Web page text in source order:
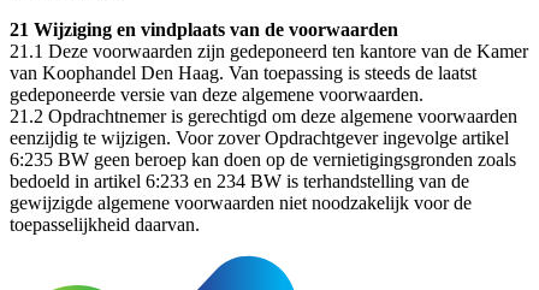
21 Wijziging en vindplaats van de voorwaarden
21.1 Deze voorwaarden zijn gedeponeerd ten kantore van de Kamer
van Koophandel Den Haag. Van toepassing is steeds de laatst
gedeponeerde versie van deze algemene voorwaarden.
21.2 Opdrachtnemer is gerechtigd om deze algemene voorwaarden
eenzijdig te wijzigen. Voor zover Opdrachtgever ingevolge artikel
6:235 BW geen beroep kan doen op de vernietigingsgronden zoals
bedoeld in artikel 6:233 en 234 BW is terhandstelling van de
gewijzigde algemene voorwaarden niet noodzakelijk voor de
toepasselijkheid daarvan.